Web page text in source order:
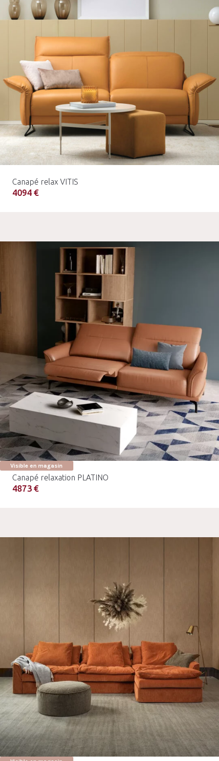
Canapé relax VITIS
4094 €
Visible en magasin
Canapé relaxation PLATINO
4873 €